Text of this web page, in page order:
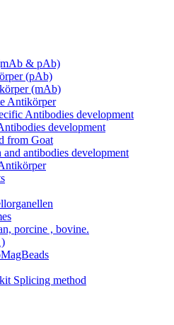
& pAb)
(pAb)
(mAb)
Antikörper
Antibodies development
development
from Goat
and antibodies development
porcine , bovine.
Splicing method